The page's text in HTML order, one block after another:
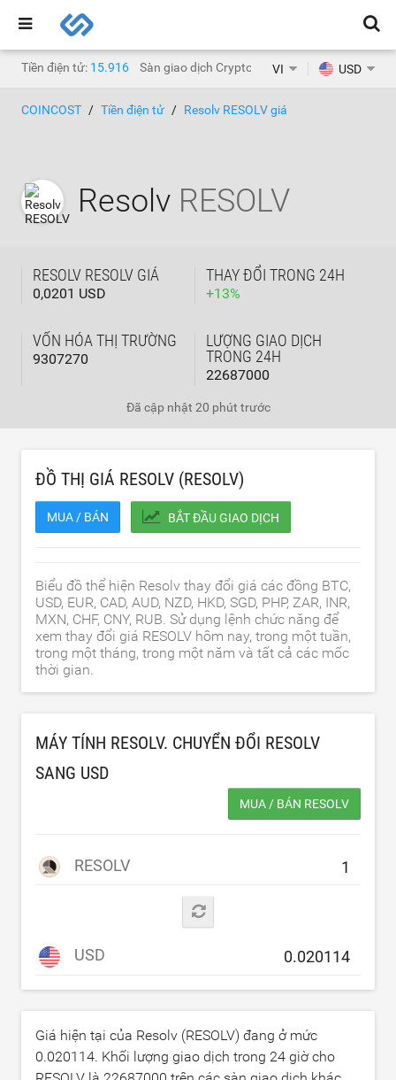
Tiền điện tử: 15.916 Sàn giao dịch Crypto: 1.468
VI USD
COINCOST Tiền điện tử Resolv RESOLV giá
Resolv RESOLV
RESOLV RESOLV GIÁ
0,0201 USD
THAY ĐỔI TRONG 24H
+13%
VỐN HÓA THỊ TRƯỜNG
9307270
LƯỢNG GIAO DỊCH
TRONG 24H
22687000
Đã cập nhật 20 phút trước
ĐỒ THỊ GIÁ RESOLV (RESOLV)
MUA / BÁN BẮT ĐẦU GIAO DỊCH
Biểu đồ thể hiện Resolv thay đổi giá các đồng BTC,
USD, EUR, CAD, AUD, NZD, HKD, SGD, PHP, ZAR, INR,
MXN, CHF, CNY, RUB. Sử dụng lệnh chức năng để
xem thay đổi giá RESOLV hôm nay, trong một tuần,
trong một tháng, trong một năm và tất cả các mốc
thời gian.
MÁY TÍNH RESOLV. CHUYỂN ĐỔI RESOLV
SANG USD
MUA / BÁN RESOLV
RESOLV
USD
Giá hiện tại của Resolv (RESOLV) đang ở mức
0.020114. Khối lượng giao dịch trong 24 giờ cho